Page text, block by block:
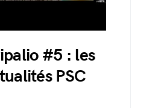
#5 : les
PSC